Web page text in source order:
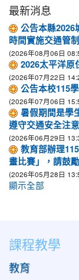
最新消息
公告本縣2026
時間實施交通管
(2026年08月06日
2026太平洋原
(2026年07月22日
公告本校115
(2026年07月06日
暑假期間是學
遵守交通安全注
(2026年06月29日
教育部辦理
畫比賽」，請鼓
(2026年05月28日
顯示全部
課程教學
教育